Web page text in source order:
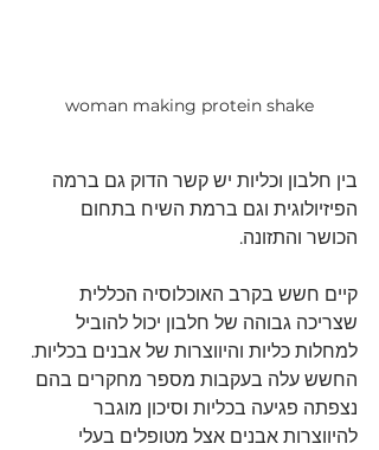
woman making protein shake
בין חלבון וכליות יש קשר הדוק גם ברמה
הפיזיולוגית וגם ברמת השיח בתחום
הכושר והתזונה.
קיים חשש בקרב האוכלוסיה הכללית
שצריכה גבוהה של חלבון יכול להוביל
למחלות כליות והיווצרות של אבנים בכליות.
החשש עלה בעקבות מספר מחקרים בהם
נצפתה פגיעה בכליות וסיכון מוגבר
להיווצרות אבנים אצל מטופלים בעלי